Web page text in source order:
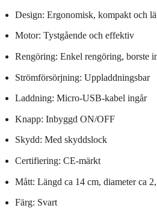
Design: Ergonomisk, kompakt och
Motor: Tystgående och effektiv
Rengöring: Enkel rengöring, borste
Strömförsörjning: Uppladdningsbar
Laddning: Micro-USB-kabel ingår
Knapp: Inbyggd ON/OFF
Skydd: Med skyddslock
Certifiering: CE-märkt
Mått: Längd ca 14 cm, diameter ca
Färg: Svart